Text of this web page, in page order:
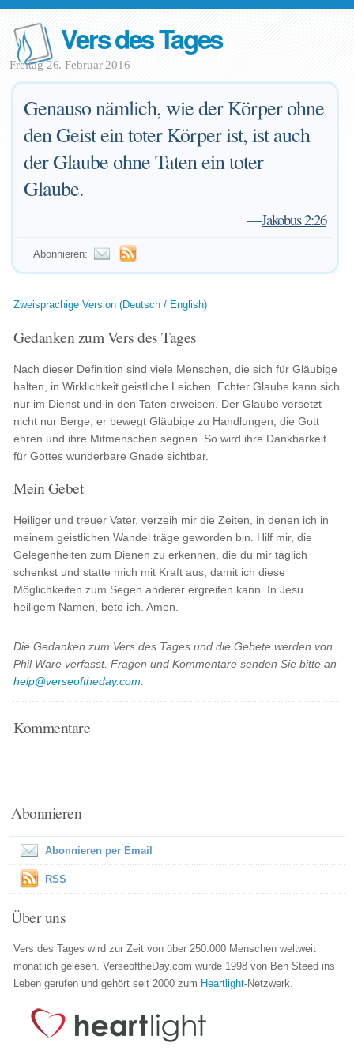
Vers des Tages
Freitag 26. Februar 2016
Genauso nämlich, wie der Körper ohne
den Geist ein toter Körper ist, ist auch
der Glaube ohne Taten ein toter
Glaube.
—Jakobus 2:26
Abonnieren:
Zweisprachige Version (Deutsch / English)
Gedanken zum Vers des Tages
Nach dieser Definition sind viele Menschen, die sich für Gläubige
halten, in Wirklichkeit geistliche Leichen. Echter Glaube kann sich
nur im Dienst und in den Taten erweisen. Der Glaube versetzt
nicht nur Berge, er bewegt Gläubige zu Handlungen, die Gott
ehren und ihre Mitmenschen segnen. So wird ihre Dankbarkeit
für Gottes wunderbare Gnade sichtbar.
Mein Gebet
Heiliger und treuer Vater, verzeih mir die Zeiten, in denen ich in
meinem geistlichen Wandel träge geworden bin. Hilf mir, die
Gelegenheiten zum Dienen zu erkennen, die du mir täglich
schenkst und statte mich mit Kraft aus, damit ich diese
Möglichkeiten zum Segen anderer ergreifen kann. In Jesu
heiligem Namen, bete ich. Amen.
Die Gedanken zum Vers des Tages und die Gebete werden von
Phil Ware verfasst. Fragen und Kommentare senden Sie bitte an
help@verseoftheday.com
Kommentare
Abonnieren
Abonnieren per Email
RSS
Über uns
Vers des Tages wird zur Zeit von über 250.000 Menschen weltweit
monatlich gelesen. VerseoftheDay.com wurde 1998 von Ben Steed ins
Leben gerufen und gehört seit 2000 zum Heartlight-Netzwerk.